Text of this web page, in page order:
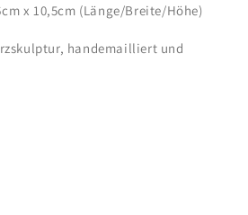
x 10,5cm (Länge/Breite/Höhe)
handemailliert und